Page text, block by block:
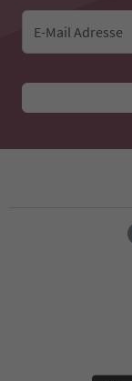
E-Mail Adresse